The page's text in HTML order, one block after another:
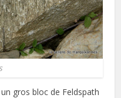
gros bloc de Feldspath